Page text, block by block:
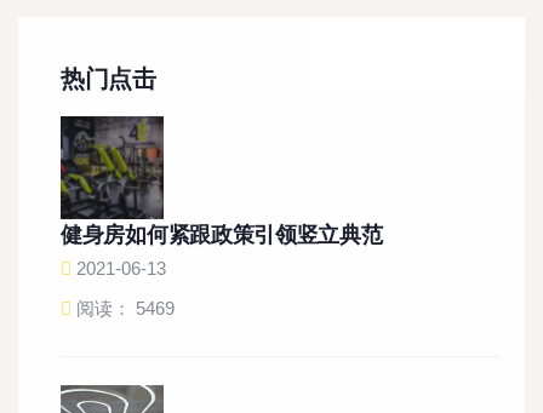
热门点击
健身房如何紧跟政策引领竖立典范
2021-06-13
阅读： 5469